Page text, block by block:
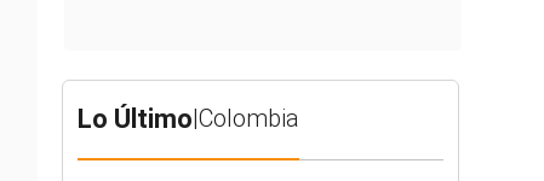
Lo Último|Colombia